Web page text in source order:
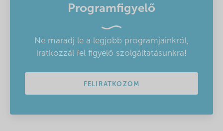
Programfigyelő
Ne maradj le a legjobb programjainkról,
iratkozzál fel figyelő szolgáltatásunkra!
FELIRATKOZOM